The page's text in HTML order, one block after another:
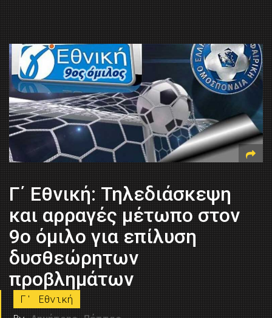
Γ΄ Εθνική: Τηλεδιάσκεψη
και αρραγές μέτωπο στον
9ο όμιλο για επίλυση
δυσθεώρητων
προβλημάτων
Γ' Εθνική